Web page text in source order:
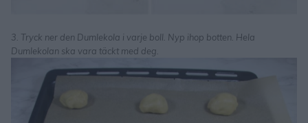
3. Tryck ner den Dumlekola i varje boll. Nyp ihop botten. Hela
Dumlekolan ska vara täckt med deg.